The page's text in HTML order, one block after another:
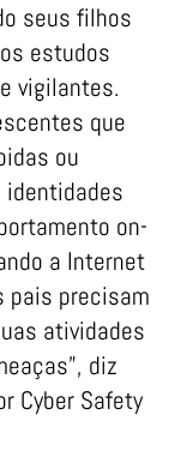
seus filhos
estudos
vigilantes.
que
ou
identidades
on-
a Internet
pais precisam
atividades
diz
Cyber Safety